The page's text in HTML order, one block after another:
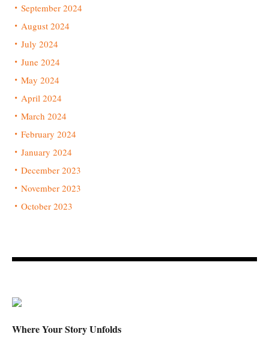
September 2024
August 2024
July 2024
June 2024
May 2024
April 2024
March 2024
February 2024
January 2024
December 2023
November 2023
October 2023
Where Your Story Unfolds